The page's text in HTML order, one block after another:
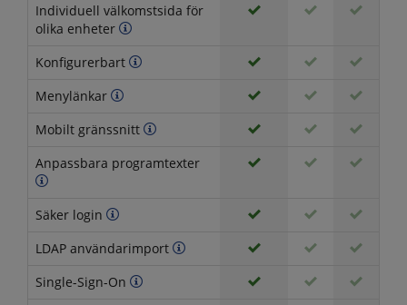
Individuell välkomstsida för
olika enheter
Konfigurerbart
Menylänkar
Mobilt gränssnitt
Anpassbara programtexter
Säker login
LDAP användarimport
Single-Sign-On